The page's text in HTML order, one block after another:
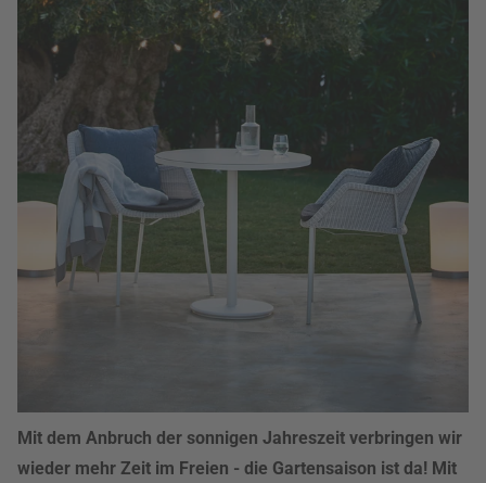
Mit dem Anbruch der sonnigen Jahreszeit verbringen wir
wieder mehr Zeit im Freien - die Gartensaison ist da! Mit